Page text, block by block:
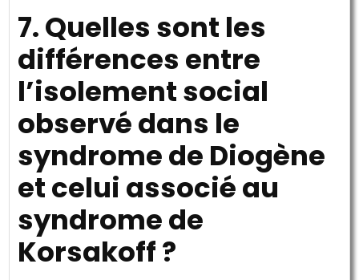
7. Quelles sont les
différences entre
l’isolement social
observé dans le
syndrome de Diogène
et celui associé au
syndrome de
Korsakoff ?